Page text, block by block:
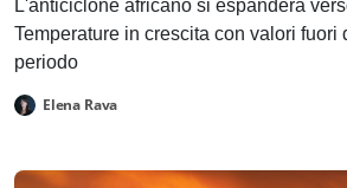
L'anticiclone africano si espanderà
Temperature in crescita con valori fuori
periodo
Elena Rava